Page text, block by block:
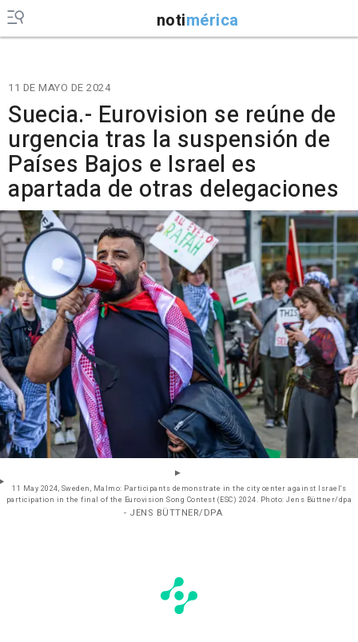
notimérica
11 DE MAYO DE 2024
Suecia.- Eurovision se reúne de
urgencia tras la suspensión de
Países Bajos e Israel es
apartada de otras delegaciones
11 May 2024, Sweden, Malmo: Participants demonstrate in the city center against Israel's
participation in the final of the Eurovision Song Contest (ESC) 2024. Photo: Jens Büttner/dpa
- JENS BÜTTNER/DPA